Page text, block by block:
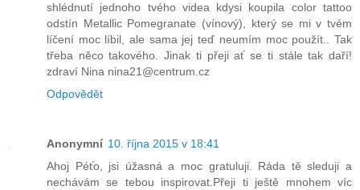
shlédnutí jednoho tvého videa kdysi koupila color tattoo
odstín Metallic Pomegranate (vínový), který se mi v tvém
líčení moc líbil, ale sama jej teď neumím moc použít.. Tak
třeba něco takového. Jinak ti přeji ať se ti stále tak daří!
zdraví Nina nina21@centrum.cz
Odpovědět
Anonymní 10. října 2015 v 18:41
Ahoj Péťo, jsi úžasná a moc gratuluji. Ráda tě sleduji a
nechávám se tebou inspirovat.Přeji ti ještě mnohem víc